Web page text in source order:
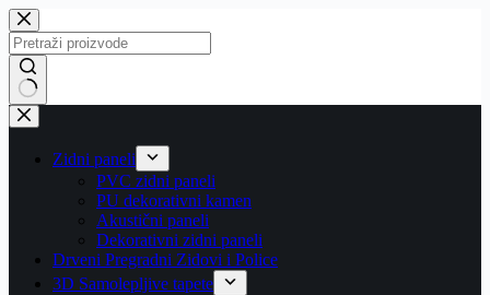
Zidni paneli
PVC zidni paneli
PU dekorativni kamen
Akustični paneli
Dekorativni zidni paneli
Drveni Pregradni Zidovi i Police
3D Samolepljive tapete